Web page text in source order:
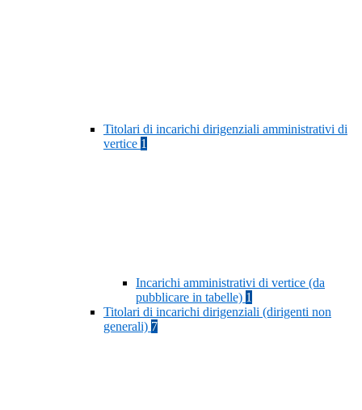
Titolari di incarichi dirigenziali amministrativi di
vertice 1
Incarichi amministrativi di vertice (da
pubblicare in tabelle) 1
Titolari di incarichi dirigenziali (dirigenti non
generali) 7